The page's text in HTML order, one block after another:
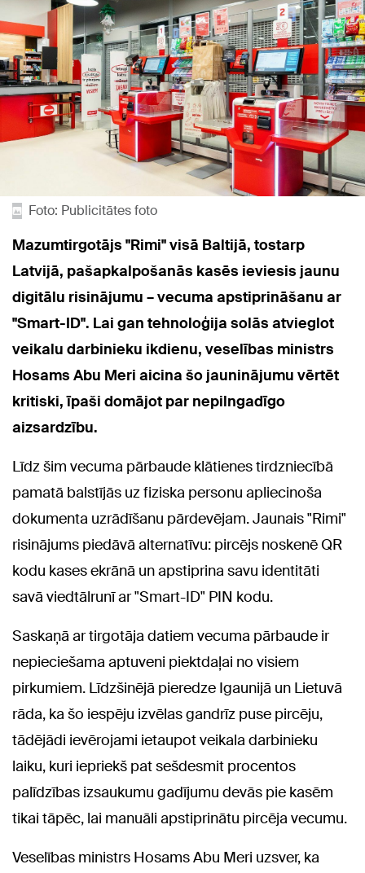
Foto: Publicitātes foto
Mazumtirgotājs "Rimi" visā Baltijā, tostarp
Latvijā, pašapkalpošanās kasēs ieviesis jaunu
digitālu risinājumu – vecuma apstiprināšanu ar
"Smart-ID". Lai gan tehnoloģija solās atvieglot
veikalu darbinieku ikdienu, veselības ministrs
Hosams Abu Meri aicina šo jauninājumu vērtēt
kritiski, īpaši domājot par nepilngadīgo
aizsardzību.
Līdz šim vecuma pārbaude klātienes tirdzniecībā
pamatā balstījās uz fiziska personu apliecinoša
dokumenta uzrādīšanu pārdevējam. Jaunais "Rimi"
risinājums piedāvā alternatīvu: pircējs noskenē QR
kodu kases ekrānā un apstiprina savu identitāti
savā viedtālrunī ar "Smart-ID" PIN kodu.
Saskaņā ar tirgotāja datiem vecuma pārbaude ir
nepieciešama aptuveni piektdaļai no visiem
pirkumiem. Līdzšinējā pieredze Igaunijā un Lietuvā
rāda, ka šo iespēju izvēlas gandrīz puse pircēju,
tādējādi ievērojami ietaupot veikala darbinieku
laiku, kuri iepriekš pat sešdesmit procentos
palīdzības izsaukumu gadījumu devās pie kasēm
tikai tāpēc, lai manuāli apstiprinātu pircēja vecumu.
Veselības ministrs Hosams Abu Meri uzsver, ka